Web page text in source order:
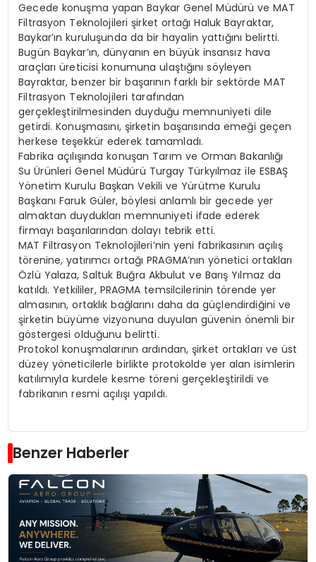
Gecede konuşma yapan Baykar Genel Müdürü ve MAT
Filtrasyon Teknolojileri şirket ortağı Haluk Bayraktar,
Baykar’ın kuruluşunda da bir hayalin yattığını belirtti.
Bugün Baykar’ın, dünyanın en büyük insansız hava
araçları üreticisi konumuna ulaştığını söyleyen
Bayraktar, benzer bir başarının farklı bir sektörde MAT
Filtrasyon Teknolojileri tarafından
gerçekleştirilmesinden duyduğu memnuniyeti dile
getirdi. Konuşmasını, şirketin başarısında emeği geçen
herkese teşekkür ederek tamamladı.
Fabrika açılışında konuşan Tarım ve Orman Bakanlığı
Su Ürünleri Genel Müdürü Turgay Türkyılmaz ile ESBAŞ
Yönetim Kurulu Başkan Vekili ve Yürütme Kurulu
Başkanı Faruk Güler, böylesi anlamlı bir gecede yer
almaktan duydukları memnuniyeti ifade ederek
firmayı başarılarından dolayı tebrik etti.
MAT Filtrasyon Teknolojileri’nin yeni fabrikasının açılış
törenine, yatırımcı ortağı PRAGMA’nın yönetici ortakları
Özlü Yalaza, Saltuk Buğra Akbulut ve Barış Yılmaz da
katıldı. Yetkililer, PRAGMA temsilcilerinin törende yer
almasının, ortaklık bağlarını daha da güçlendirdiğini ve
şirketin büyüme vizyonuna duyulan güvenin önemli bir
göstergesi olduğunu belirtti.
Protokol konuşmalarının ardından, şirket ortakları ve üst
düzey yöneticilerle birlikte protokolde yer alan isimlerin
katılımıyla kurdele kesme töreni gerçekleştirildi ve
fabrikanın resmi açılışı yapıldı.
Benzer Haberler